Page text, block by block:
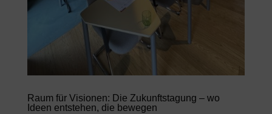
Raum für Visionen: Die Zukunftstagung – wo
Ideen entstehen, die bewegen